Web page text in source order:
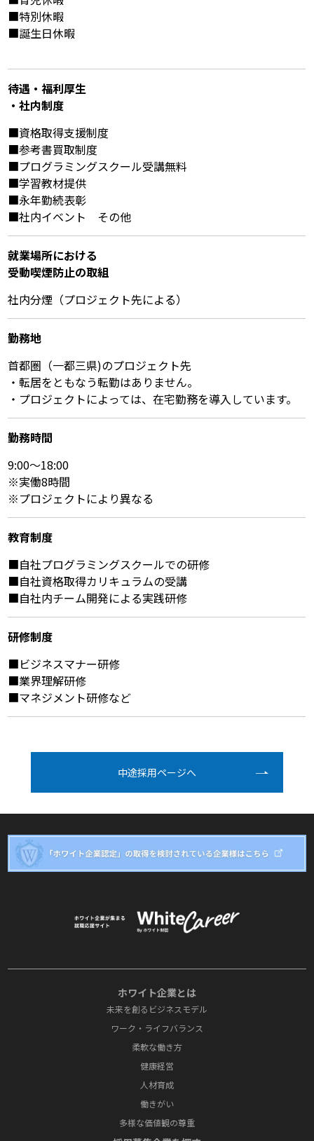
■特別休暇
■誕生日休暇
待遇・福利厚⽣
・社内制度
■資格取得支援制度
■参考書買取制度
■プログラミングスクール受講無料
■学習教材提供
■永年勤続表彰
■社内イベント その他
就業場所における
受動喫煙防⽌の取組
社内分煙（プロジェクト先による）
勤務地
首都圏（一都三県)のプロジェクト先
・転居をともなう転勤はありません。
・プロジェクトによっては、在宅勤務を導入しています。
勤務時間
9:00～18:00
※実働8時間
※プロジェクトにより異なる
教育制度
■自社プログラミングスクールでの研修
■自社資格取得カリキュラムの受講
■自社内チーム開発による実践研修
研修制度
■ビジネスマナー研修
■業界理解研修
■マネジメント研修など
中途採⽤ページへ
ホワイト企業とは
未来を創るビジネスモデル
ワーク・ライフバランス
柔軟な働き方
健康経営
人材育成
働きがい
多様な価値観の尊重